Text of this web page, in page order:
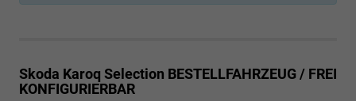
Skoda Karoq Selection BESTELLFAHRZEUG / FREI
KONFIGURIERBAR